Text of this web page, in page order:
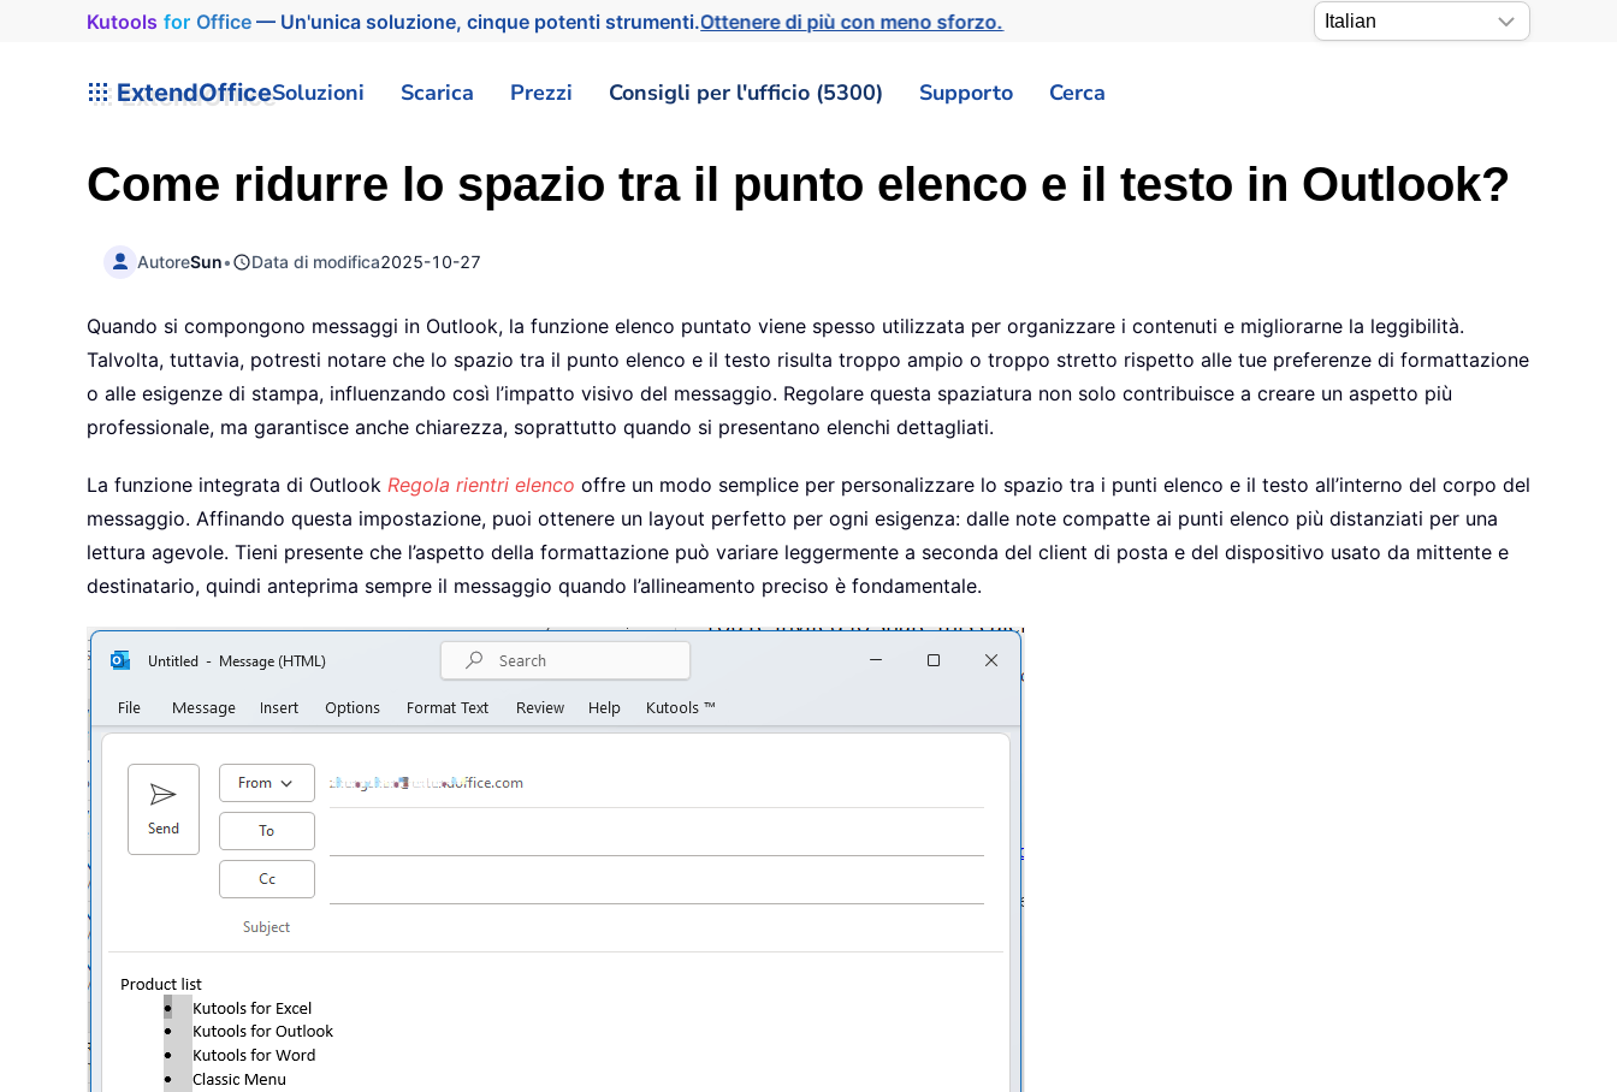
Kutools for Office— Un'unica soluzione, cinque potenti strumenti.Ottenere di più con meno sforzo.
ExtendOfficeSoluzioni Scarica Prezzi Consigli per l'ufficio (5300) Supporto Cerca
Come ridurre lo spazio tra il punto elenco e il testo in Outlook?
AutoreSun• Data di modifica2025-10-27
Quando si compongono messaggi in Outlook, la funzione elenco puntato viene spesso utilizzata per organizzare i contenuti e migliorarne la leggibilità.
Talvolta, tuttavia, potresti notare che lo spazio tra il punto elenco e il testo risulta troppo ampio o troppo stretto rispetto alle tue preferenze di formattazione
o alle esigenze di stampa, influenzando così l’impatto visivo del messaggio. Regolare questa spaziatura non solo contribuisce a creare un aspetto più
professionale, ma garantisce anche chiarezza, soprattutto quando si presentano elenchi dettagliati.
La funzione integrata di Outlook Regola rientri elenco offre un modo semplice per personalizzare lo spazio tra i punti elenco e il testo all’interno del corpo del
messaggio. Affinando questa impostazione, puoi ottenere un layout perfetto per ogni esigenza: dalle note compatte ai punti elenco più distanziati per una
lettura agevole. Tieni presente che l’aspetto della formattazione può variare leggermente a seconda del client di posta e del dispositivo usato da mittente e
destinatario, quindi anteprima sempre il messaggio quando l’allineamento preciso è fondamentale.